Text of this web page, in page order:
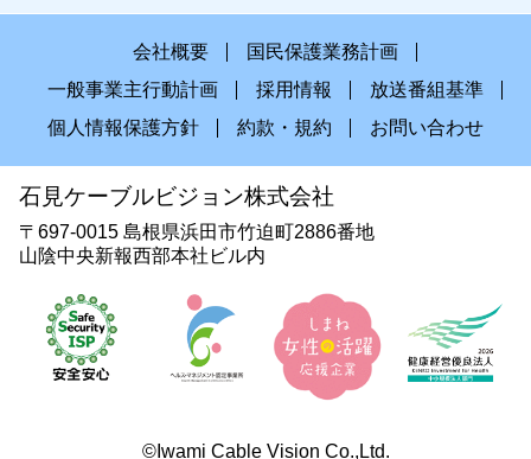
会社概要
国民保護業務計画
一般事業主行動計画
採用情報
放送番組基準
個人情報保護方針
約款・規約 お問い合わせ
石見ケーブルビジョン株式会社
〒697-0015 島根県浜田市竹迫町2886番地
山陰中央新報西部本社ビル内
©Iwami Cable Vision Co.,Ltd.